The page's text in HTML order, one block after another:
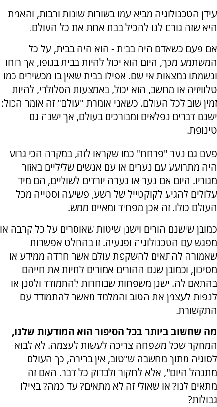
עידן הטכנולוגיה מביא עמו בשורות שונות ורבות, והאמת
היא שזה גורם לנו להכיל בבת אחת את כל העולם.
אם פעם כשאדם היה בבית - הוא היה בבית, על כל
המשתמע מכך, היום הוא יכול להיות בבית בגופו, אך רוחו
ונשמתו נמצאות אי שם. אפילו בבית שאין בו מכשירים כמו
טלוויזיה או מחשב, הוא יכול, באמצעות הסלולרי, להיות
זמין שוב לכל העולם. כשאני אומרת "עולם" זה אומר הכול:
ישנם דברים נפלאים ומבורכים בעולם, אך ישנה גם
טינופת.
פעם גם נער "פרחח" כמו שקראו לזה, במקרה הכי גרוע
היה מתרועע עם נערים או עם אנשים שליליים באזור
מגוריו. היום אם נער או נערה יורדים לשוליים, הם מיד
עלולים להגיע לקוקטייל של רשע, פשיעה וסטייה מכל
העולם כולו. זה אכן מפחיד ומאיים ממש.
כמובן שישנם הורים וישנן שיטות שאוסרים על כל קרבה או
מפגש עם הטכנולוגיה ופגעיה. זו בהחלט אפשרות
שאמורה להתאים להשקפת עולם אשר חרדה ממידע או
מסיכון, וכמובן שגם ההורים אמורים לחיות את חייהם
בהתאם לה. ישנן משפחות שבוחרות להתמודד ולסנן או
לנפות לעצמן את הטוב והמלמד מאשר להתמודד עם
התקשורת.
מה שחשוב ביותר בכל הסיפור הוא המודעות שלנו,
המחקר שכל משפחה צריכה לעשות לעצמה. לא לבוא
לסוגיה מתוך מחשבה ש"טוב, אין ברירה, כך העולם
מתנהל היום", אלא לחקור ולבדוק כל דבר. האם זה
מתאים לנו? או שאולי זה לא מתאים? עד כמה? באילו
גבולות?